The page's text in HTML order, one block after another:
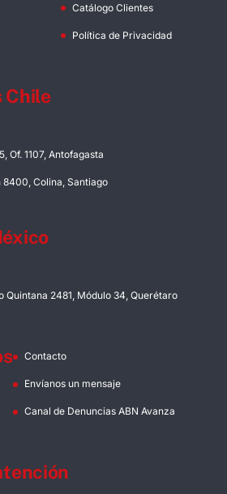
Catálogo Clientes
Política de Privacidad
Chile
Of. 1107, Antofagasta
Colina, Santiago
Quintana 2481, Módulo 34, Querétaro
Contacto
Envíanos un mensaje
Canal de Denuncias ABN Avanza